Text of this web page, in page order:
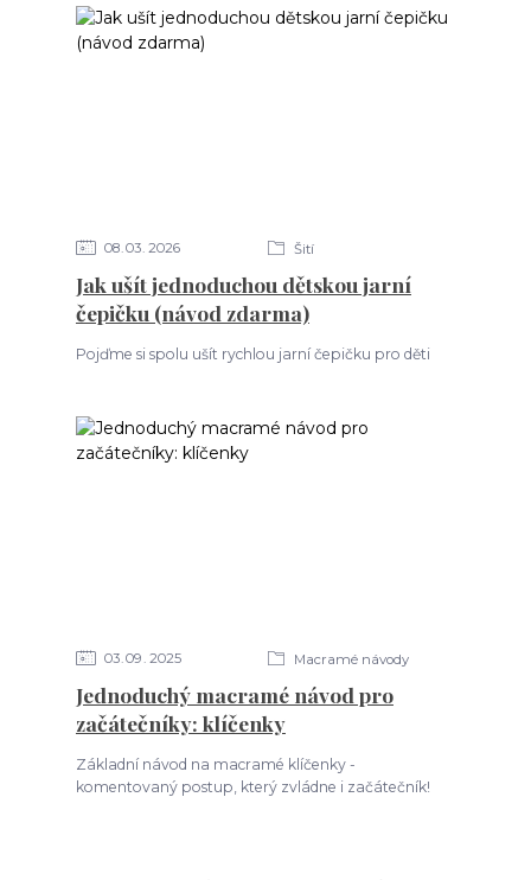
08 03 2026 Šití
Jak ušít jednoduchou dětskou jarní
čepičku (návod zdarma)
Pojďme si spolu ušít rychlou jarní čepičku pro děti
03 09 2025 Macramé návody
Jednoduchý macramé návod pro
začátečníky: klíčenky
Základní návod na macramé klíčenky -
komentovaný postup, který zvládne i začátečník!